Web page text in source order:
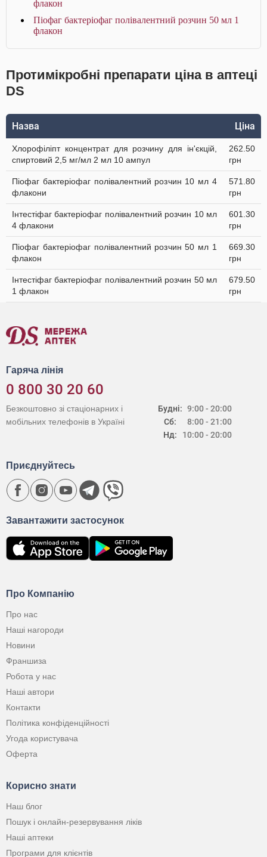
флакон
Піофаг бактеріофаг полівалентний розчин 50 мл 1
флакон
Протимікробні препарати ціна в аптеці
DS
Назва Ціна
Хлорофіліпт концентрат для розчину для ін'єкцій,
спиртовий 2,5 мг/мл 2 мл 10 ампул
262.50
грн
Піофаг бактеріофаг полівалентний розчин 10 мл 4
флакони
571.80
грн
Інтестіфаг бактеріофаг полівалентний розчин 10 мл
4 флакони
601.30
грн
Піофаг бактеріофаг полівалентний розчин 50 мл 1
флакон
669.30
грн
Інтестіфаг бактеріофаг полівалентний розчин 50 мл
1 флакон
679.50
грн
Гаряча лінія
0 800 30 20 60
Будні:
Сб:
Нд:
9:00 - 20:00
8:00 - 21:00
10:00 - 20:00
Безкоштовно зі стаціонарних і
мобільних телефонів в Україні
Про Компанію
Про нас
Наші нагороди
Новини
Франшиза
Робота у нас
Наші автори
Контакти
Політика конфіденційності
Угода користувача
Оферта
Корисно знати
Наш блог
Пошук і онлайн-резервування ліків
Наші аптеки
Програми для клієнтів
Завантажити застосунок
Приєднуйтесь